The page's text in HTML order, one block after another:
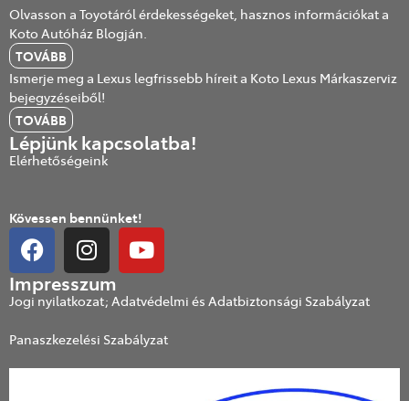
Olvasson a Toyotáról érdekességeket, hasznos információkat a
Koto Autóház Blogján.
TOVÁBB
Ismerje meg a Lexus legfrissebb híreit a Koto Lexus Márkaszerviz
bejegyzéseiből!
TOVÁBB
Lépjünk kapcsolatba!
Elérhetőségeink
Kövessen bennünket!
Impresszum
Jogi nyilatkozat; Adatvédelmi és Adatbiztonsági Szabályzat
Panaszkezelési Szabályzat